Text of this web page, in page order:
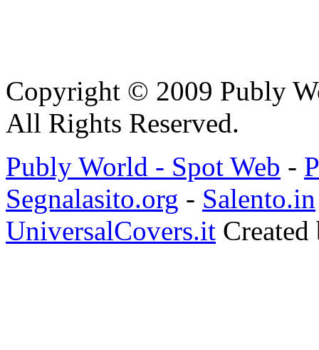
Copyright © 2009 Publy
All Rights Reserved.
Publy World - Spot Web -
Segnalasito.org - Salento.in
UniversalCovers.it